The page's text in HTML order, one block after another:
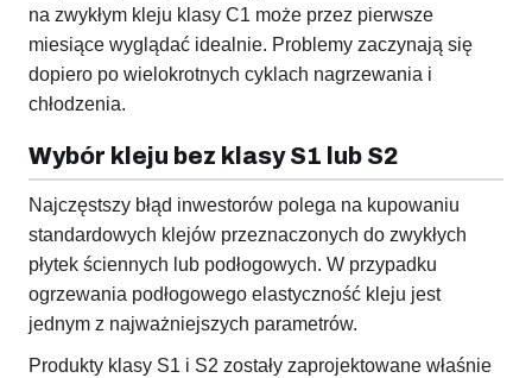
na zwykłym kleju klasy C1 może przez pierwsze
miesiące wyglądać idealnie. Problemy zaczynają się
dopiero po wielokrotnych cyklach nagrzewania i
chłodzenia.
Wybór kleju bez klasy S1 lub S2
Najczęstszy błąd inwestorów polega na kupowaniu
standardowych klejów przeznaczonych do zwykłych
płytek ściennych lub podłogowych. W przypadku
ogrzewania podłogowego elastyczność kleju jest
jednym z najważniejszych parametrów.
Produkty klasy S1 i S2 zostały zaprojektowane właśnie